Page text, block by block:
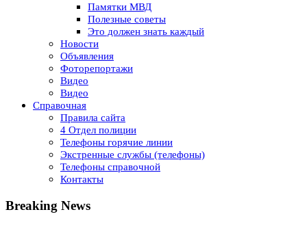
Памятки МВД
Полезные советы
Это должен знать каждый
Новости
Объявления
Фоторепортажи
Видео
Видео
Справочная
Правила сайта
4 Отдел полиции
Телефоны горячие линии
Экстренные службы (телефоны)
Телефоны справочной
Контакты
Breaking News